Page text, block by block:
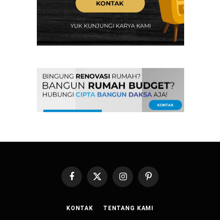
FacebookX
(Twitter)
InstagramPinterest
KONTAK TENTANG KAMI